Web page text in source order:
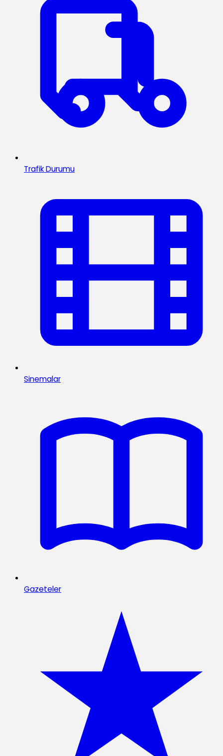
Trafik Durumu
Sinemalar
Gazeteler